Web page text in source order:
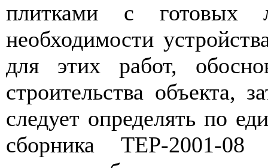
плитками с готовых
необходимости
для этих работ,
строительства объекта,
следует определять по
сборника ТЕР-2001-08